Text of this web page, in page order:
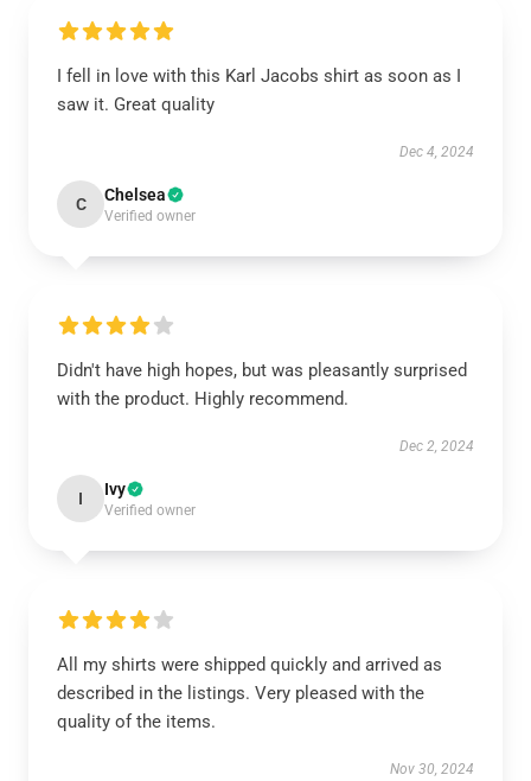
I fell in love with this Karl Jacobs shirt as soon as I
saw it. Great quality
Dec 4, 2024
C Chelsea
Verified owner
Didn't have high hopes, but was pleasantly surprised
with the product. Highly recommend.
Dec 2, 2024
I Ivy
Verified owner
All my shirts were shipped quickly and arrived as
described in the listings. Very pleased with the
quality of the items.
Nov 30, 2024